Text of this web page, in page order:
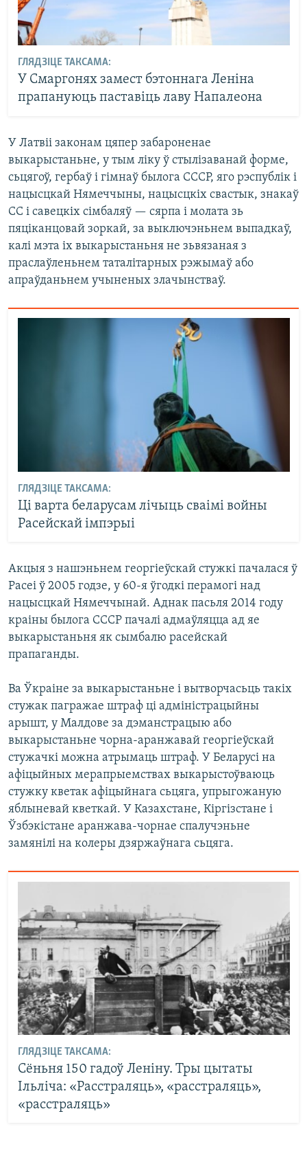
ГЛЯДЗІЦЕ ТАКСАМА:
У Смаргонях замест бэтоннага Леніна
прапануюць паставіць лаву Напалеона
У Латвіі законам цяпер забароненае
выкарыстаньне, у тым ліку ў стылізаванай форме,
сьцягоў, гербаў і гімнаў былога СССР, яго рэспублік і
нацысцкай Нямеччыны, нацысцкіх свастык, знакаў
СС і савецкіх сімбаляў — сярпа і молата зь
пяціканцовай зоркай, за выключэньнем выпадкаў,
калі мэта іх выкарыстаньня не зьвязаная з
праслаўленьнем таталітарных рэжымаў або
апраўданьнем учыненых злачынстваў.
ГЛЯДЗІЦЕ ТАКСАМА:
Ці варта беларусам лічыць сваімі войны
Расейскай імпэрыі
Акцыя з нашэньнем георгіеўскай стужкі пачалася ў
Расеі ў 2005 годзе, у 60-я ўгодкі перамогі над
нацысцкай Нямеччынай. Аднак пасьля 2014 году
краіны былога СССР пачалі адмаўляцца ад яе
выкарыстаньня як сымбалю расейскай
прапаганды.
Ва Ўкраіне за выкарыстаньне і вытворчасьць такіх
стужак пагражае штраф ці адміністрацыйны
арышт, у Малдове за дэманстрацыю або
выкарыстаньне чорна-аранжавай георгіеўскай
стужачкі можна атрымаць штраф. У Беларусі на
афіцыйных мерапрыемствах выкарыстоўваюць
стужку кветак афіцыйнага сьцяга, упрыгожаную
яблыневай кветкай. У Казахстане, Кіргізстане і
Ўзбэкістане аранжава-чорнае спалучэньне
замянілі на колеры дзяржаўнага сьцяга.
ГЛЯДЗІЦЕ ТАКСАМА:
Сёньня 150 гадоў Леніну. Тры цытаты
Ільліча: «Расстраляць», «расстраляць»,
«расстраляць»